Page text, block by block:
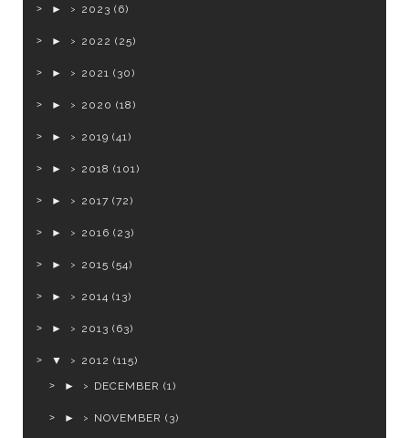
► 2023 (6)
► 2022 (25)
► 2021 (30)
► 2020 (18)
► 2019 (41)
► 2018 (101)
► 2017 (72)
► 2016 (23)
► 2015 (54)
► 2014 (13)
► 2013 (63)
▼ 2012 (115)
►
DECEMBER (1)
► NOVEMBER (3)